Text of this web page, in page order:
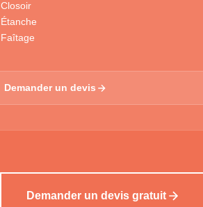
Closoir
Étanche
Faîtage
Demander un devis
Demander un devis gratuit